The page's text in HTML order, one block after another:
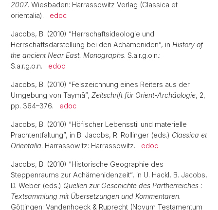
2007. Wiesbaden: Harrassowitz Verlag (Classica et
orientalia). edoc
Jacobs, B. (2010) “Herrschaftsideologie und
Herrschaftsdarstellung bei den Achämeniden”, in History of
the ancient Near East. Monographs. S.a.r.g.o.n.:
S.a.r.g.o.n. edoc
Jacobs, B. (2010) “Felszeichnung eines Reiters aus der
Umgebung von Taymā”, Zeitschrift für Orient-Archäologie, 2,
pp. 364–376. edoc
Jacobs, B. (2010) “Höfischer Lebensstil und materielle
Prachtentfaltung”, in B. Jacobs, R. Rollinger (eds.) Classica et
Orientalia. Harrassowitz: Harrassowitz. edoc
Jacobs, B. (2010) “Historische Geographie des
Steppenraums zur Achämenidenzeit”, in U. Hackl, B. Jacobs,
D. Weber (eds.) Quellen zur Geschichte des Partherreiches :
Textsammlung mit Übersetzungen und Kommentaren.
Göttingen: Vandenhoeck & Ruprecht (Novum Testamentum